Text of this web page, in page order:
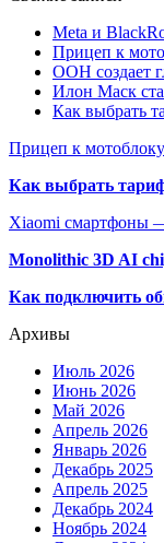
Meta и
Прицеп к
ООН создает
Илон Маск
Как выбрать
Прицеп к
Как выбрать
Xiaomi смартфоны
Monolithic 3D AI
Как подключить
Архивы
Июль 2026
Июнь 2026
Май 2026
Апрель 2026
Январь 2026
Декабрь 2025
Апрель 2025
Декабрь 2024
Ноябрь 2024